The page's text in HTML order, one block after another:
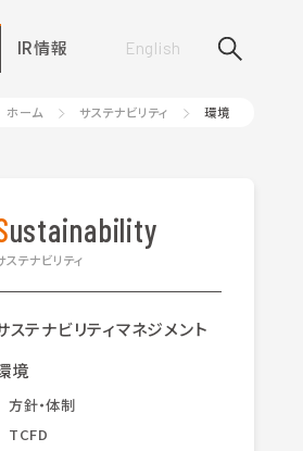
IR情報 English
ホーム サステナビリティ 環境
Sustainability
ステナビリティ
ステナビリティマネジメント
境
方針・体制
TCFD